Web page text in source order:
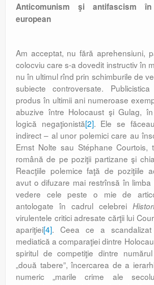
Anticomunism şi antifascism
european
Am acceptat, nu fără aprehensiuni,
colocviu care s-a dovedit instructiv în
nu în ultimul rînd prin schimburile de
subiecte controversate.
produs în ultimii ani numeroase
abuzive între Holocaust şi Gulag,
logică negaţionistă[2]. Ele se
indirect – al unor polemici care au
Ernst Nolte sau Stéphane Courtois,
română de pe poziţii partizane şi
Reacţiile polemice faţă de poziţiile
avut o difuzare mai restrînsă în
vedere cele peste o mie de
antologate în cadrul celebrei
virulentele critici adresate cărţii lui
apariţiei[4]. Ceea ce a scandalizat
mediatică a comparaţiei dintre
spiritul de competiţie dintre
„două tabere”, încercarea de a
numeric „marile crime ale